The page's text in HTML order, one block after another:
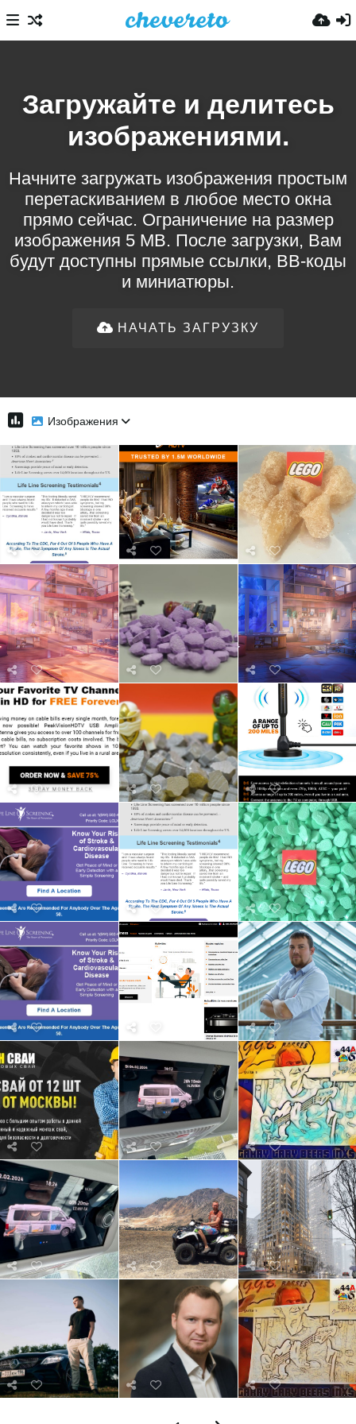
Загружайте и делитесь
изображениями.
Начните загружать изображения простым
перетаскиванием в любое место окна
прямо сейчас. Ограничение на размер
изображения 5 MB. После загрузки, Вам
будут доступны прямые ссылки, BB-коды
и миниатюры.
НАЧАТЬ ЗАГРУЗКУ
Изображения